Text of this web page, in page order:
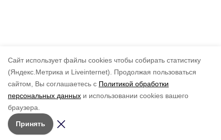
Cайт использует файлы cookies чтобы собирать статистику
(Яндекс.Метрика и Liveinternet).
Продолжая пользоваться
сайтом, Вы соглашаетесь с Политикой обработки
персональных данных и использовании cookies вашего
браузера.
Принять